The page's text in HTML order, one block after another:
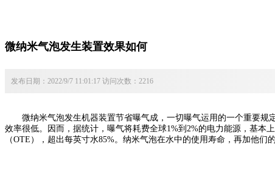
微纳米气泡发生装置效果如何
发布日期：2022/9/7 11:01:17 访问次数：2216
微纳米气泡发生机器装置节省曝气成，一切曝气运用的一个重要规
效率很低。因而，据统计，曝气将耗费全球1%到2%的电力能源，基
（OTE），超出每英寸水85%。纳米气泡在水中的使用寿命，再加他